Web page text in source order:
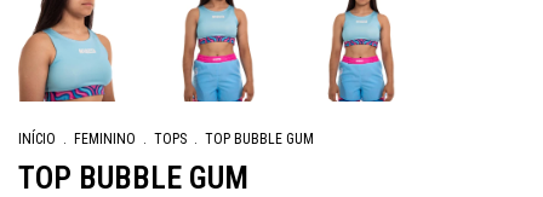
INÍCIO . FEMININO . TOPS . TOP BUBBLE GUM
TOP BUBBLE GUM